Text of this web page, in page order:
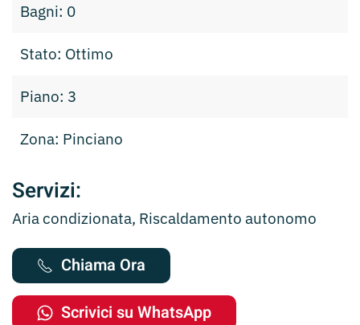
Bagni: 0
Stato: Ottimo
Piano: 3
Zona: Pinciano
Servizi:
Aria condizionata, Riscaldamento autonomo
Chiama Ora
Scrivici su WhatsApp